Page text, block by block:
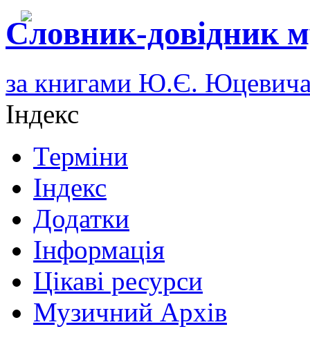
Словник-довідник
за книгами Ю.Є.
Індекс
Терміни
Індекс
Додатки
Інформація
Цікаві ресурси
Музичний Архів